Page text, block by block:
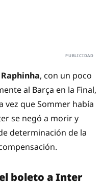
Raphinha, con un poco
al Barça en la Final,
vez que Sommer había
se negó a morir y
determinación de la
boleto a Inter